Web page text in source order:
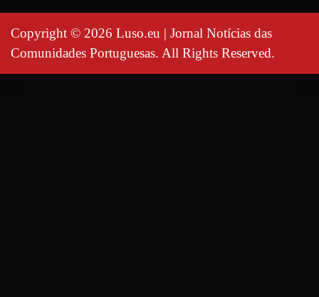
Copyright © 2026 Luso.eu | Jornal Notícias das
Comunidades Portuguesas. All Rights Reserved.